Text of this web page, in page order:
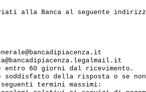
alla Banca al seguente
entro 60 giorni dal ricevimento.
soddisfatto della risposta o se
termini massimi: